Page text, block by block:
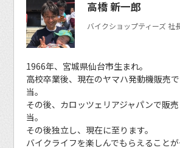
高橋 新一郎
バイクショップティーズ 社
1966年、宮城県仙台市生まれ。
高校卒業後、現在のヤマハ発動機販売
当。
その後、カロッツェリアジャパンで販
当。
その後独立し、現在に至ります。
バイクライフを楽しんでもらえること